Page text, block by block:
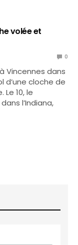
volée et
0
Vincennes dans
d’une cloche de
10, le
l’Indiana,